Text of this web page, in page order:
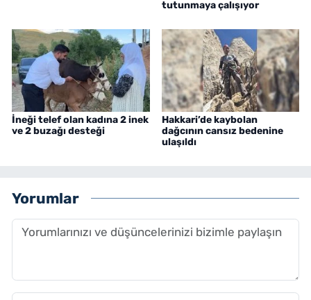
tutunmaya çalışıyor
İneği telef olan kadına 2 inek
ve 2 buzağı desteği
Hakkari’de kaybolan
dağcının cansız bedenine
ulaşıldı
Yorumlar